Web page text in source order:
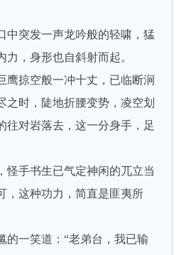
突发一声龙吟般的轻啸，猛
力，身形也自斜射而起。
掠空般一冲十丈，已临断涧
之时，陡地折腰变势，凌空划
往对岩落去，这一分身手，足
手书生已气定神闲的兀立当
，这种功力，简直是匪夷所
一笑道：“老弟台，我已输